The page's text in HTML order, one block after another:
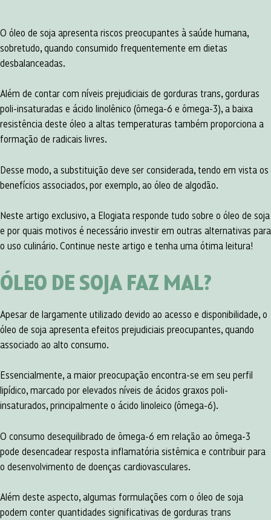
O óleo de soja apresenta riscos preocupantes à saúde humana,
sobretudo, quando consumido frequentemente em dietas
desbalanceadas.
Além de contar com níveis prejudiciais de gorduras trans, gorduras
poli-insaturadas e ácido linolênico (ômega-6 e ômega-3), a baixa
resistência deste óleo a altas temperaturas também proporciona a
formação de radicais livres.
Desse modo, a substituição deve ser considerada, tendo em vista os
benefícios associados, por exemplo, ao óleo de algodão.
Neste artigo exclusivo, a Elogiata responde tudo sobre o óleo de soja
e por quais motivos é necessário investir em outras alternativas para
o uso culinário. Continue neste artigo e tenha uma ótima leitura!
ÓLEO DE SOJA FAZ MAL?
Apesar de largamente utilizado devido ao acesso e disponibilidade, o
óleo de soja apresenta efeitos prejudiciais preocupantes, quando
associado ao alto consumo.
Essencialmente, a maior preocupação encontra-se em seu perfil
lipídico, marcado por elevados níveis de ácidos graxos poli-
insaturados, principalmente o ácido linoleico (ômega-6).
O consumo desequilibrado de ômega-6 em relação ao ômega-3
pode desencadear resposta inflamatória sistêmica e contribuir para
o desenvolvimento de doenças cardiovasculares.
Além deste aspecto, algumas formulações com o óleo de soja
podem conter quantidades significativas de gorduras trans